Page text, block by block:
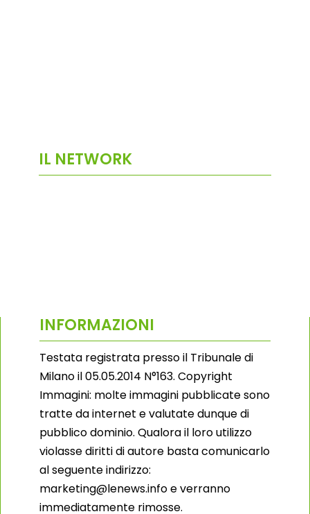
IL NETWORK
INFORMAZIONI
Testata registrata presso il Tribunale di
Milano il 05.05.2014 N°163. Copyright
Immagini: molte immagini pubblicate sono
tratte da internet e valutate dunque di
pubblico dominio. Qualora il loro utilizzo
violasse diritti di autore basta comunicarlo
al seguente indirizzo:
marketing@lenews.info e verranno
immediatamente rimosse.